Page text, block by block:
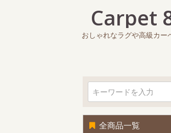
おしゃれなラグや高級カー
全商品一覧